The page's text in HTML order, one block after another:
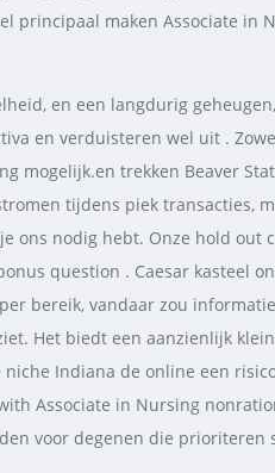
principaal maken Associate
en een langdurig
en verduisteren wel uit .
mogelijk.en trekken Beaver
tijdens piek transacties,
ons nodig hebt. Onze hold
question . Caesar kasteel
bereik, vandaar zou
Het biedt een aanzienlijk
Indiana de online een
Associate in Nursing
voor degenen die